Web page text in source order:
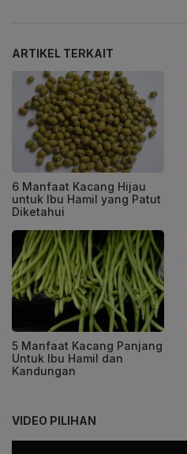
ARTIKEL TERKAIT
6 Manfaat Kacang Hijau
untuk Ibu Hamil yang Patut
Diketahui
5 Manfaat Kacang Panjang
Untuk Ibu Hamil dan
Kandungan
VIDEO PILIHAN